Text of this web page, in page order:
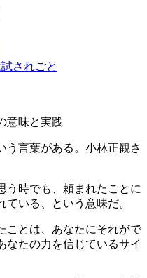
されごと
う言葉がある。小林正観さ
う時でも、頼まれたことに
いる、という意味だ。
ことは、あなたにそれがで
なたの力を信じているサイ